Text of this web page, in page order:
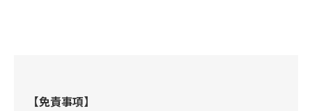
【免責事項】